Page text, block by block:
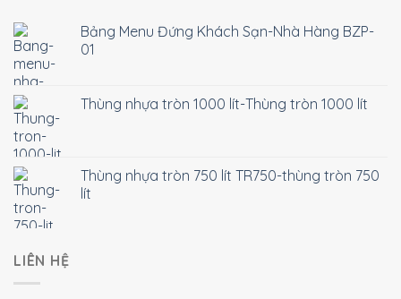
Bảng Menu Đứng Khách Sạn-Nhà Hàng BZP-
01
Thùng nhựa tròn 1000 lít-Thùng tròn 1000 lít
Thùng nhựa tròn 750 lít TR750-thùng tròn 750
lít
LIÊN HỆ